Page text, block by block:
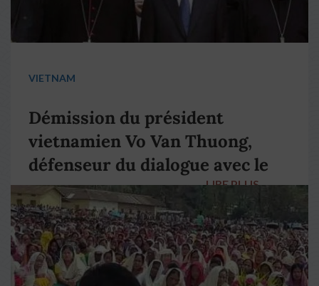
VIETNAM
Démission du président
vietnamien Vo Van Thuong,
défenseur du dialogue avec le
pape François
LIRE PLUS →